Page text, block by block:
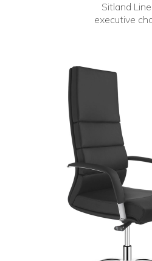
Sitland Line
executive